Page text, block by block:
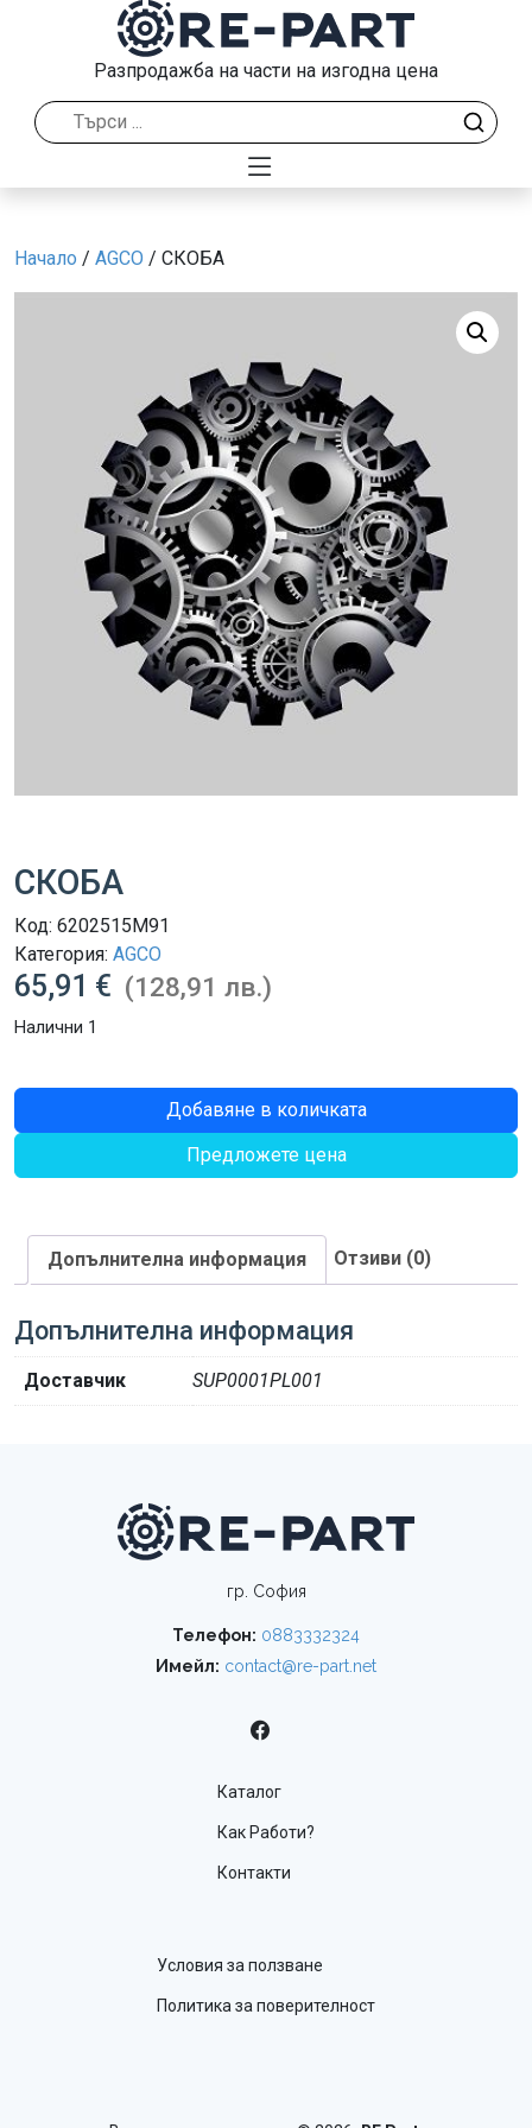
Разпродажба на части на изгодна цена
Начало / AGCO / СКОБА
СКОБА
Код: 6202515M91
Категория: AGCO
65,91 € (128,91 лв.)
Налични 1
количество
за
Добавяне в количката
Предложете цена
Допълнителна информация Отзиви (0)
Допълнителна информация
Доставчик SUP0001PL001
гр. София
Телефон: 0883332324
Имейл: contact@re-part.net
Каталог
Как Работи?
Контакти
Условия за ползване
Политика за поверителност